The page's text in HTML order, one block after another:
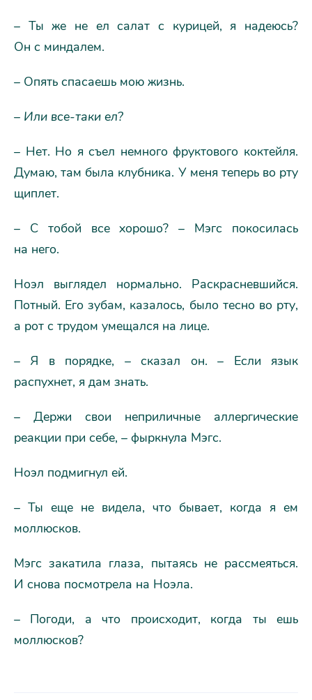
– Ты же не ел салат с курицей, я надеюсь?
Он с миндалем.
– Опять спасаешь мою жизнь.
– Или все-таки ел?
– Нет. Но я съел немного фруктового коктейля.
Думаю, там была клубника. У меня теперь во рту
щиплет.
– С тобой все хорошо? – Мэгс покосилась
на него.
Ноэл выглядел нормально. Раскрасневшийся.
Потный. Его зубам, казалось, было тесно во рту,
а рот с трудом умещался на лице.
– Я в порядке, – сказал он. – Если язык
распухнет, я дам знать.
– Держи свои неприличные аллергические
реакции при себе, – фыркнула Мэгс.
Ноэл подмигнул ей.
– Ты еще не видела, что бывает, когда я ем
моллюсков.
Мэгс закатила глаза, пытаясь не рассмеяться.
И снова посмотрела на Ноэла.
– Погоди, а что происходит, когда ты ешь
моллюсков?